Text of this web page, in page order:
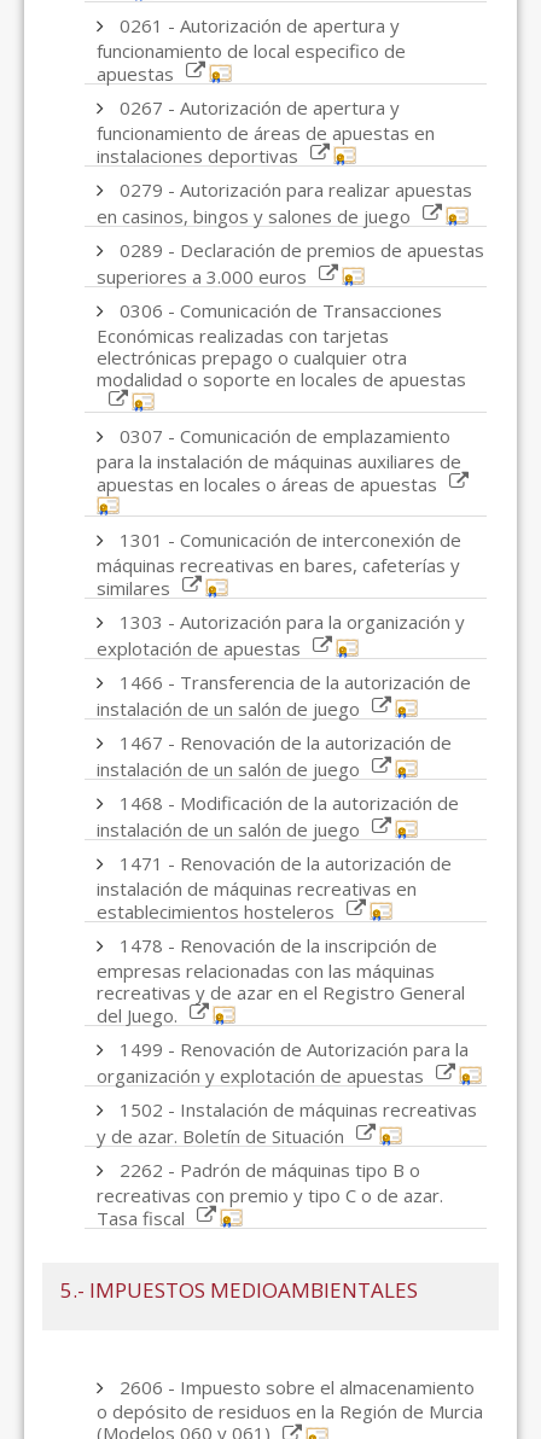
0261 - Autorización de apertura y
funcionamiento de local especifico de
apuestas
0267 - Autorización de apertura y
funcionamiento de áreas de apuestas en
instalaciones deportivas
0279 - Autorización para realizar apuestas
en casinos, bingos y salones de juego
0289 - Declaración de premios de apuestas
superiores a 3.000 euros
0306 - Comunicación de Transacciones
Económicas realizadas con tarjetas
electrónicas prepago o cualquier otra
modalidad o soporte en locales de apuestas
0307 - Comunicación de emplazamiento
para la instalación de máquinas auxiliares de
apuestas en locales o áreas de apuestas
1301 - Comunicación de interconexión de
máquinas recreativas en bares, cafeterías y
similares
1303 - Autorización para la organización y
explotación de apuestas
1466 - Transferencia de la autorización de
instalación de un salón de juego
1467 - Renovación de la autorización de
instalación de un salón de juego
1468 - Modificación de la autorización de
instalación de un salón de juego
1471 - Renovación de la autorización de
instalación de máquinas recreativas en
establecimientos hosteleros
1478 - Renovación de la inscripción de
empresas relacionadas con las máquinas
recreativas y de azar en el Registro General
del Juego.
1499 - Renovación de Autorización para la
organización y explotación de apuestas
1502 - Instalación de máquinas recreativas
y de azar. Boletín de Situación
2262 - Padrón de máquinas tipo B o
recreativas con premio y tipo C o de azar.
Tasa fiscal
5.- IMPUESTOS MEDIOAMBIENTALES
2606 - Impuesto sobre el almacenamiento
o depósito de residuos en la Región de Murcia
(Modelos 060 y 061)